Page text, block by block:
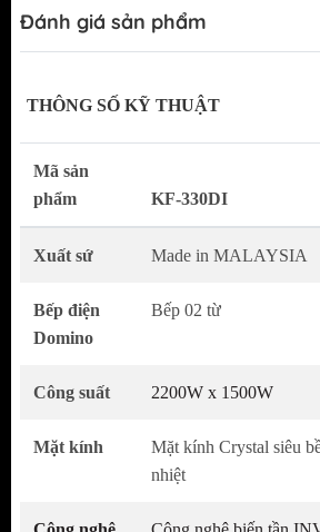
bởi EGO bền bỉ và an toàn,
Đánh giá sản phẩm
THÔNG SỐ KỸ THUẬT
Mã sản
phẩm
KF-330DI
Xuất sứ Made in MALAYSIA
Bếp điện
Domino
Bếp 02 từ
Công suất 2200W x 1500W
Mặt kính
Mặt kính Crystal siêu
nhiệt